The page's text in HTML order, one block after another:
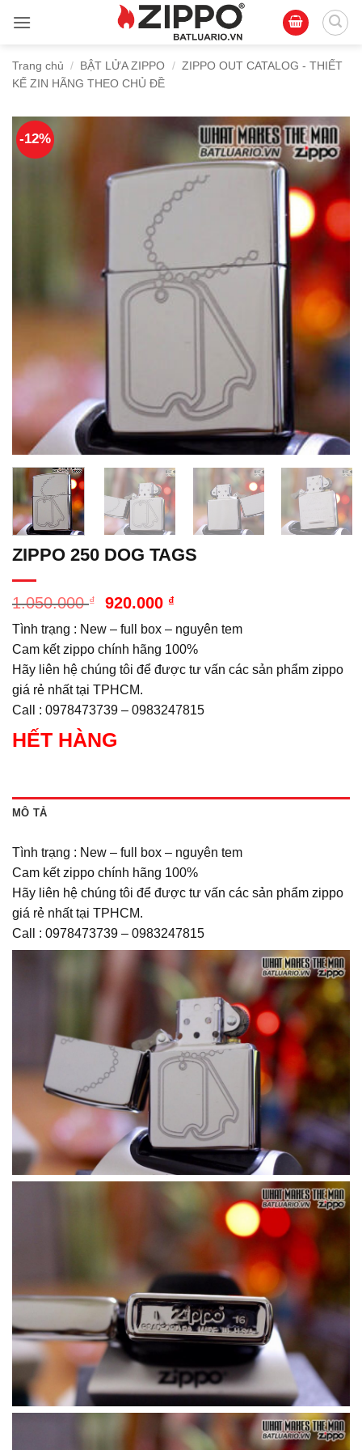
qua
dungTrang chủ / BẬT LỬA ZIPPO / ZIPPO OUT CATALOG - THIẾT
KẾ ZIN HÃNG THEO CHỦ ĐỀ
-12%
ZIPPO 250 DOG TAGS
1.050.000₫
Giá
là:
1.050.000 ₫.
920.000 ₫
tại
là:
920.000 ₫.
Tình trạng : New – full box – nguyên tem
Cam kết zippo chính hãng 100%
Hãy liên hệ chúng tôi để được tư vấn các sản phẩm zippo
giá rẻ nhất tại TPHCM.
Call : 0978473739 – 0983247815
HẾT HÀNG
MÔ TẢ
Tình trạng : New – full box – nguyên tem
Cam kết zippo chính hãng 100%
Hãy liên hệ chúng tôi để được tư vấn các sản phẩm zippo
giá rẻ nhất tại TPHCM.
Call : 0978473739 – 0983247815